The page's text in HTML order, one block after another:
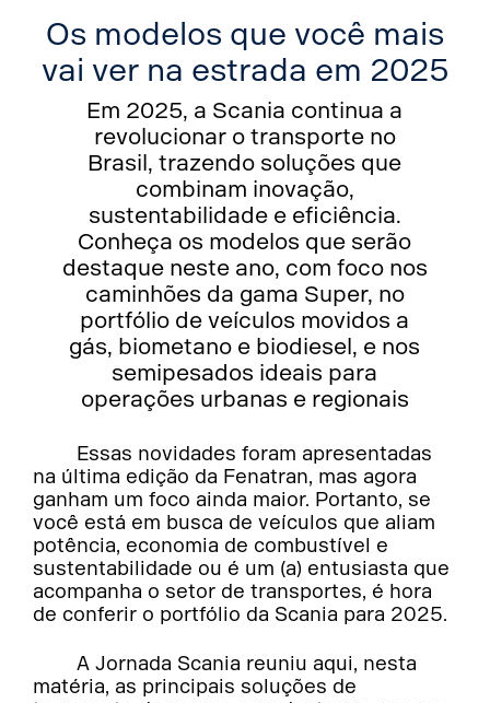
Os modelos que você mais
vai ver na estrada em 2025
Em 2025, a Scania continua a
revolucionar o transporte no
Brasil, trazendo soluções que
combinam inovação,
sustentabilidade e eficiência.
Conheça os modelos que serão
destaque neste ano, com foco nos
caminhões da gama Super, no
portfólio de veículos movidos a
gás, biometano e biodiesel, e nos
semipesados ideais para
operações urbanas e regionais
Essas novidades foram apresentadas
na última edição da Fenatran, mas agora
ganham um foco ainda maior. Portanto, se
você está em busca de veículos que aliam
potência, economia de combustível e
sustentabilidade ou é um (a) entusiasta que
acompanha o setor de transportes, é hora
de conferir o portfólio da Scania para 2025.
A Jornada Scania reuniu aqui, nesta
matéria, as principais soluções de